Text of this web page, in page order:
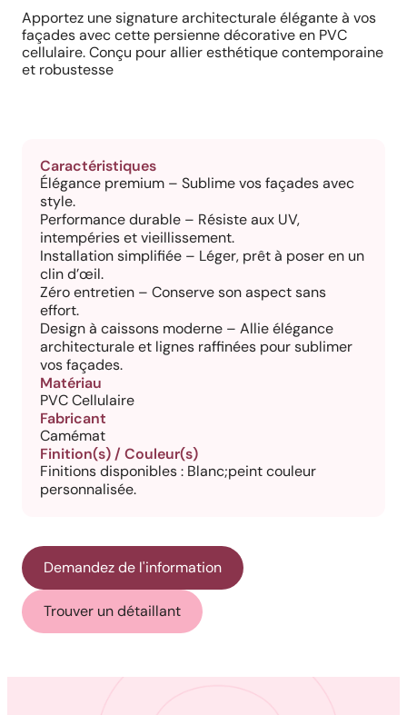
Apportez une signature architecturale élégante à vos
façades avec cette persienne décorative en PVC
cellulaire. Conçu pour allier esthétique contemporaine
et robustesse
Caractéristiques
Élégance premium – Sublime vos façades avec
style.
Performance durable – Résiste aux UV,
intempéries et vieillissement.
Installation simplifiée – Léger, prêt à poser en un
clin d’œil.
Zéro entretien – Conserve son aspect sans
effort.
Design à caissons moderne – Allie élégance
architecturale et lignes raffinées pour sublimer
vos façades.
Matériau
PVC Cellulaire
Fabricant
Camémat
Finition(s) / Couleur(s)
Finitions disponibles : Blanc;peint couleur
personnalisée.
Demandez de l'information
Trouver un détaillant